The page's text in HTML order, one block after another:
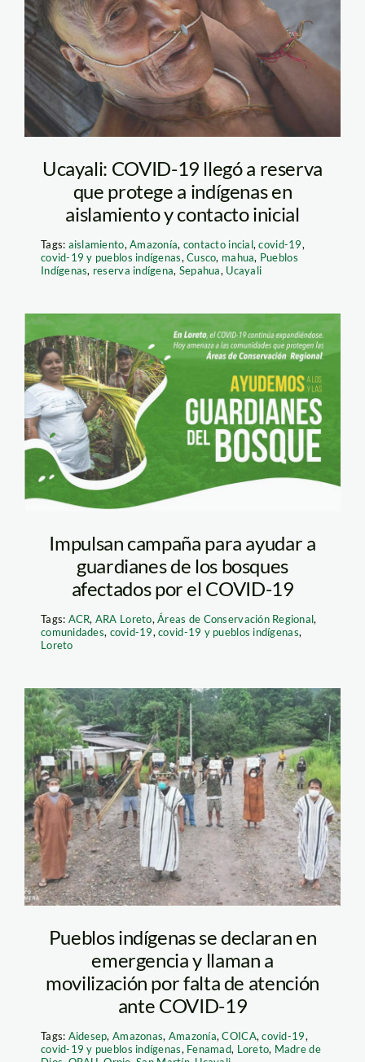
JWildhagen-Survival
Ucayali: COVID-19 llegó a reserva
que protege a indígenas en
aislamiento y contacto inicial
Tags: aislamiento,Amazonía, contacto incial,covid-19,
covid-19 y pueblos indígenas,Cusco, mahua, Pueblos
Indígenas, reserva indígena, Sepahua, Ucayali
campaña-ayudemos-
a-los-y-las-
guardianes-de-los-
bosques-ARA
Impulsan campaña para ayudar a
guardianes de los bosques
afectados por el COVID-19
Tags: ACR, ARA Loreto,Áreas de Conservación Regional,
comunidades, covid-19,covid-19 y pueblos indígenas,
Loreto
Andina-Pueblos
Indígenas-
Coronavirus
Pueblos indígenas se declaran en
emergencia y llaman a
movilización por falta de atención
ante COVID-19
Tags: Aidesep,Amazonas, Amazonía,COICA,covid-19,
covid-19 y pueblos indígenas, Fenamad, Loreto, Madre de